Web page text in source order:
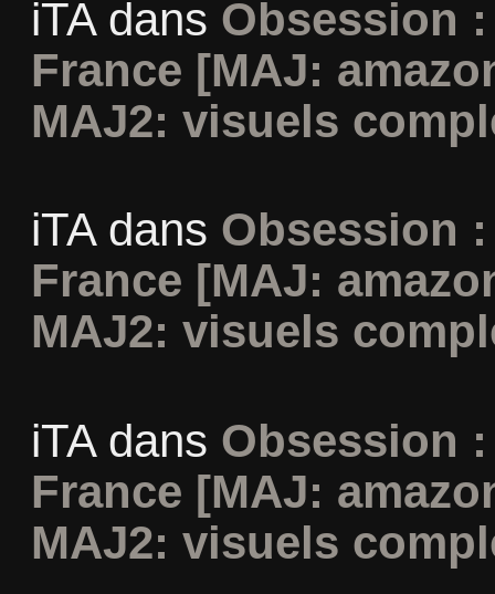
iTAdans Obsession
France [MAJ:
MAJ2: visuels
iTAdans Obsession
France [MAJ:
MAJ2: visuels
iTAdans Obsession
France [MAJ:
MAJ2: visuels